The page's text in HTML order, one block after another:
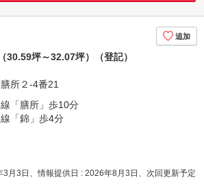
30.59坪～32.07坪）（登記）
所２-4番21
線「膳所」歩10分
「錦」歩4分
月3日、情報提供日 : 2026年8月3日、次回更新予定